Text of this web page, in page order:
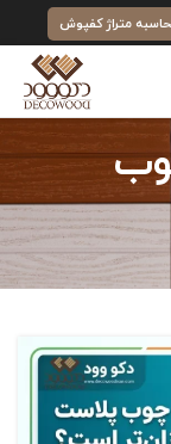
متراژ کفپوش